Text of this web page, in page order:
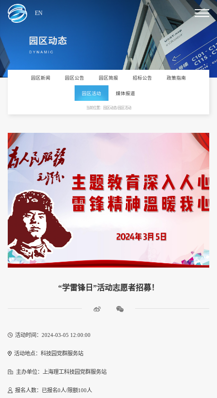
EN
园区新闻 园区公告 园区简报 招标公告 政策指南
园区活动 媒体报道
当前位置：园区动态/园区活动
“学雷锋日”活动志愿者招募！
活动时间：2024-03-05 12:00:00
活动地点：科技园党群服务站
主办单位：上海理工科技园党群服务站
报名人数：已报名0人/限额100人